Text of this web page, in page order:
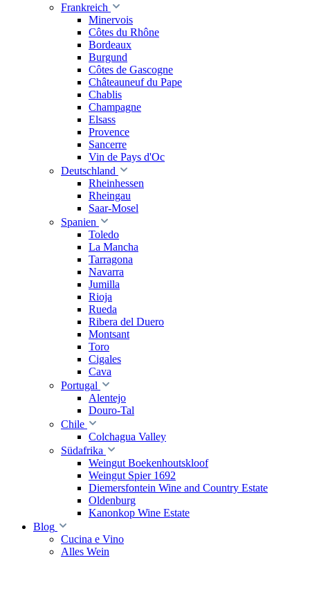
Frankreich
Minervois
Côtes du Rhône
Bordeaux
Burgund
Côtes de Gascogne
Châteauneuf du Pape
Chablis
Champagne
Elsass
Provence
Sancerre
Vin de Pays d'Oc
Deutschland
Rheinhessen
Rheingau
Saar-Mosel
Spanien
Toledo
La Mancha
Tarragona
Navarra
Jumilla
Rioja
Rueda
Ribera del Duero
Montsant
Toro
Cigales
Cava
Portugal
Alentejo
Douro-Tal
Chile
Colchagua Valley
Südafrika
Weingut Boekenhoutskloof
Weingut Spier 1692
Diemersfontein Wine and Country Estate
Oldenburg
Kanonkop Wine Estate
Blog
Cucina e Vino
Alles Wein